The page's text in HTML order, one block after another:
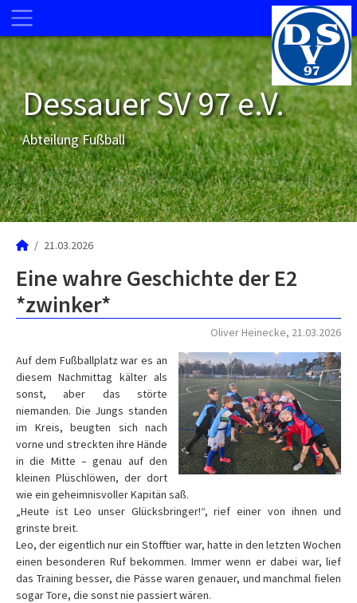
Dessauer SV 97 e.V.
Abteilung Fußball
21.03.2026
Eine wahre Geschichte der E2
*zwinker*
Oliver Heinecke, 21.03.2026
Auf dem Fußballplatz war es an
diesem Nachmittag kälter als
sonst, aber das störte
niemanden. Die Jungs standen
im Kreis, beugten sich nach
vorne und streckten ihre Hände
in die Mitte – genau auf den
kleinen Plüschlöwen, der dort
wie ein geheimnisvoller Kapitän saß.
„Heute ist Leo unser Glücksbringer!“, rief einer von ihnen und
grinste breit.
Leo, der eigentlich nur ein Stofftier war, hatte in den letzten Wochen
einen besonderen Ruf bekommen. Immer wenn er dabei war, lief
das Training besser, die Pässe waren genauer, und manchmal fielen
sogar Tore, die sonst nie passiert wären.